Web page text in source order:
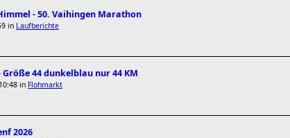
- 50. Vaihingen Marathon
in Laufberichte
44 dunkelblau nur 44 KM
in Flohmarkt
2026